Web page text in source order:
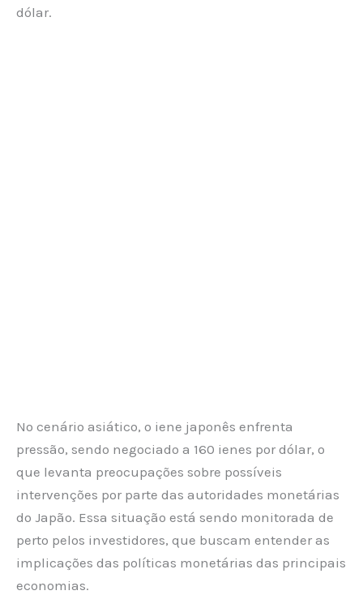
dólar.
No cenário asiático, o iene japonês enfrenta
pressão, sendo negociado a 160 ienes por dólar, o
que levanta preocupações sobre possíveis
intervenções por parte das autoridades monetárias
do Japão. Essa situação está sendo monitorada de
perto pelos investidores, que buscam entender as
implicações das políticas monetárias das principais
economias.